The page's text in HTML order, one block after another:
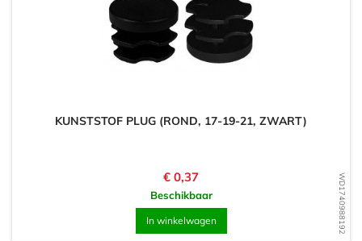
WD1740988192
KUNSTSTOF PLUG (ROND, 17-19-21, ZWART)
Prijs
€ 0,37
Beschikbaar
In winkelwagen